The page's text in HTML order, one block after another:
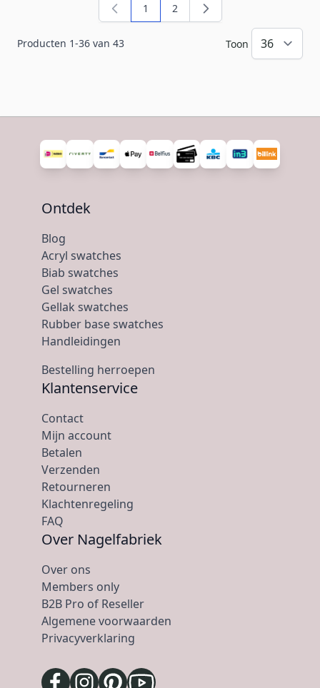
Producten 1-36 van 43
U lees momenteel pagina
1 Pagina
2
Toon
Ontdek
Blog
Acryl swatches
Biab swatches
Gel swatches
Gellak swatches
Rubber base swatches
Handleidingen
Bestelling herroepen
Klantenservice
Contact
Mijn account
Betalen
Verzenden
Retourneren
Klachtenregeling
FAQ
Over Nagelfabriek
Over ons
Members only
B2B Pro of Reseller
Algemene voorwaarden
Privacyverklaring